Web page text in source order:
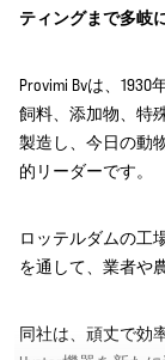
ティングまで多岐
Provimi Bvは、
飼料、添加物、特
製造し、今日の動
的リーダーです。
ロッテルダムの工
を通して、業者や
同社は、頑丈で効